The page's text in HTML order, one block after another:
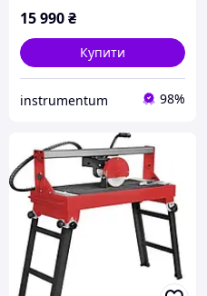
15 990₴
Купити
instrumentum 98%